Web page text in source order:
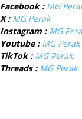
Facebook : MG
X : MG Perak
Instagram : MG
Youtube : MG Perak
TikTok : MG Perak
Threads : MG Perak